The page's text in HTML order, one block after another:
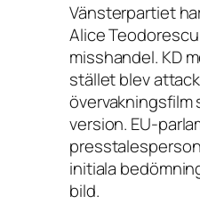
Vänsterpartiet
Alice
misshandel. KD
stället blev
övervakningsfilm
version. EU-
initiala
bild.